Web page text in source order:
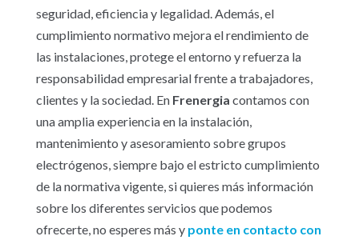
seguridad, eficiencia y legalidad. Además, el
cumplimiento normativo mejora el rendimiento de
las instalaciones, protege el entorno y refuerza la
responsabilidad empresarial frente a trabajadores,
clientes y la sociedad. En Frenergia contamos con
una amplia experiencia en la instalación,
mantenimiento y asesoramiento sobre grupos
electrógenos, siempre bajo el estricto cumplimiento
de la normativa vigente, si quieres más información
sobre los diferentes servicios que podemos
ofrecerte, no esperes más y ponte en contacto con